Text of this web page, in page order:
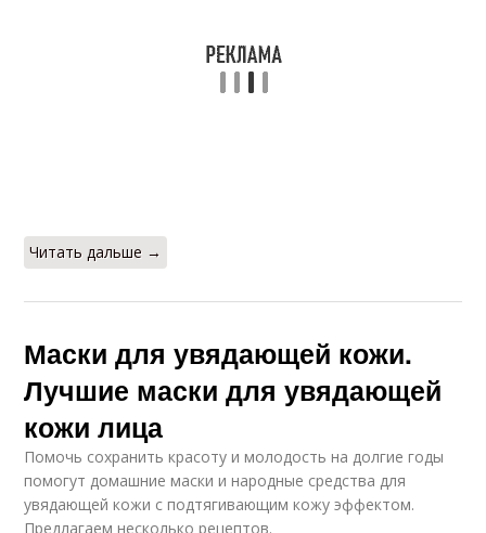
Читать дальше →
Маски для увядающей кожи.
Лучшие маски для увядающей
кожи лица
Помочь сохранить красоту и молодость на долгие годы
помогут домашние маски и народные средства для
увядающей кожи с подтягивающим кожу эффектом.
Предлагаем несколько рецептов.